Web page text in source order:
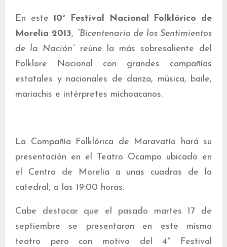
En este 10° Festival Nacional Folklórico de
Morelia 2013, “Bicentenario de los Sentimientos
de la Nación”reúne la más sobresaliente del
Folklore Nacional con grandes compañías
estatales y nacionales de danza, música, baile,
mariachis e intérpretes michoacanos.
La Compañía Folklórica de Maravatío hará su
presentación en el Teatro Ocampo ubicado en
el Centro de Morelia a unas cuadras de la
catedral, a las 19:00 horas.
Cabe destacar que el pasado martes 17 de
septiembre se presentaron en este mismo
teatro pero con motivo del 4° Festival